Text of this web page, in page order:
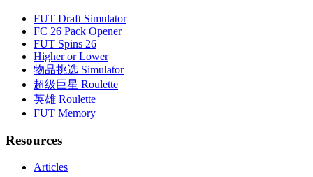
FUT Draft Simulator
FC 26 Pack Opener
FUT Spins 26
Higher or Lower
物品挑选 Simulator
超级巨星 Roulette
英雄 Roulette
FUT Memory
Resources
Articles